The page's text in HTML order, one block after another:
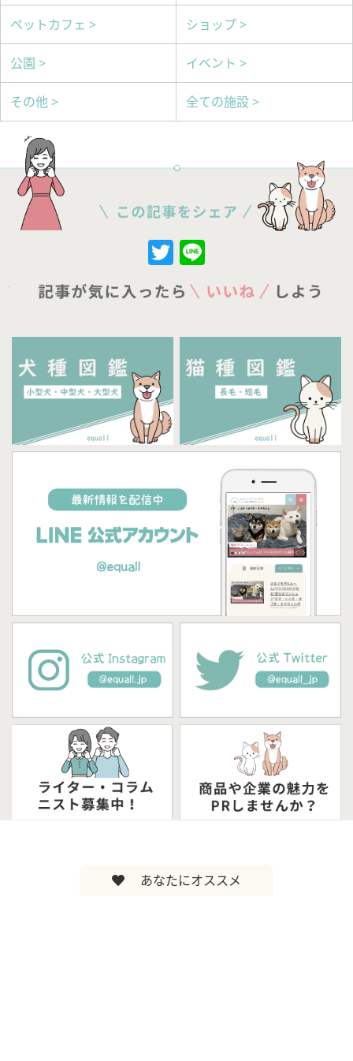
ペットカフェ > ショップ >
公園 > イベント >
その他 > 全ての施設 >
Twitter
あなたにオススメ